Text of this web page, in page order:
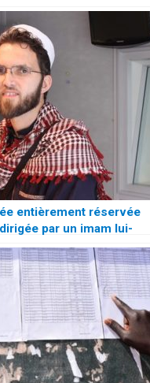
entièrement réservée
par un imam lui-
en plein Paris